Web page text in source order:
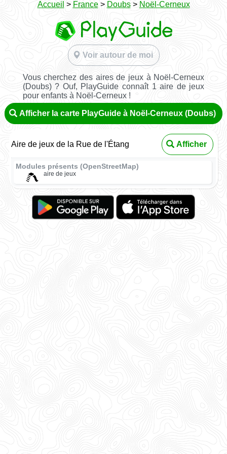
Accueil > France> Doubs> Noël-Cerneux
Voir autour de moi
Vous cherchez des aires de jeux à Noël-Cerneux
(Doubs) ? Ouf, PlayGuide connaît 1 aire de jeux
pour enfants à Noël-Cerneux !
Afficher la carte PlayGuide à Noël-Cerneux (Doubs)
Aire de jeux de la Rue de l'Étang Afficher
Modules présents (OpenStreetMap)
aire de jeux